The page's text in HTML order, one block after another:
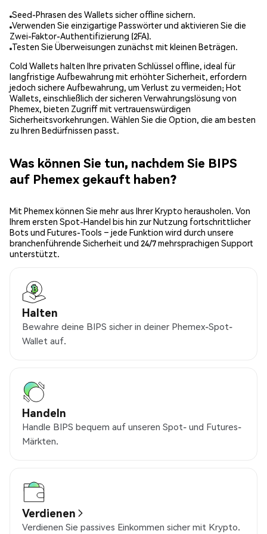
Seed-Phrasen des Wallets sicher offline sichern.
Verwenden Sie einzigartige Passwörter und aktivieren Sie die
Zwei-Faktor-Authentifizierung (2FA).
Testen Sie Überweisungen zunächst mit kleinen Beträgen.
Cold Wallets halten Ihre privaten Schlüssel offline, ideal für
langfristige Aufbewahrung mit erhöhter Sicherheit, erfordern
jedoch sichere Aufbewahrung, um Verlust zu vermeiden; Hot
Wallets, einschließlich der sicheren Verwahrungslösung von
Phemex, bieten Zugriff mit vertrauenswürdigen
Sicherheitsvorkehrungen. Wählen Sie die Option, die am besten
zu Ihren Bedürfnissen passt.
Was können Sie tun, nachdem Sie BIPS
auf Phemex gekauft haben?
Mit Phemex können Sie mehr aus Ihrer Krypto herausholen. Von
Ihrem ersten Spot-Handel bis hin zur Nutzung fortschrittlicher
Bots und Futures-Tools – jede Funktion wird durch unsere
branchenführende Sicherheit und 24/7 mehrsprachigen Support
unterstützt.
Halten
Bewahre deine BIPS sicher in deiner Phemex-Spot-
Wallet auf.
Handeln
Handle BIPS bequem auf unseren Spot- und Futures-
Märkten.
Verdienen
Verdienen Sie passives Einkommen sicher mit Krypto.